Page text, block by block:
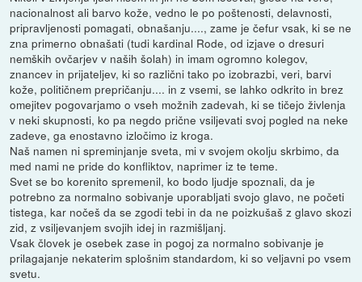
nacionalnost ali barvo kože, vedno le po poštenosti, delavnosti,
pripravljenosti pomagati, obnašanju...., zame je čefur vsak, ki se ne
zna primerno obnašati (tudi kardinal Rode, od izjave o dresuri
nemških ovčarjev v naših šolah) in imam ogromno kolegov,
znancev in prijateljev, ki so različni tako po izobrazbi, veri, barvi
kože, političnem prepričanju.... in z vsemi, se lahko odkrito in brez
omejitev pogovarjamo o vseh možnih zadevah, ki se tičejo živlenja
v neki skupnosti, ko pa negdo prične vsiljevati svoj pogled na neke
zadeve, ga enostavno izločimo iz kroga.
Naš namen ni spreminjanje sveta, mi v svojem okolju skrbimo, da
med nami ne pride do konfliktov, naprimer iz te teme.
Svet se bo korenito spremenil, ko bodo ljudje spoznali, da je
potrebno za normalno sobivanje uporabljati svojo glavo, ne početi
tistega, kar nočeš da se zgodi tebi in da ne poizkušaš z glavo skozi
zid, z vsiljevanjem svojih idej in razmišljanj.
Vsak človek je osebek zase in pogoj za normalno sobivanje je
prilagajanje nekaterim splošnim standardom, ki so veljavni po vsem
svetu.